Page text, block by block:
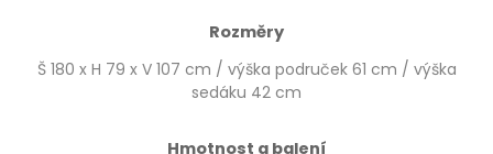
Rozměry
Š 180 x H 79 x V 107 cm / výška područek 61 cm / výška
sedáku 42 cm
Hmotnost a balení